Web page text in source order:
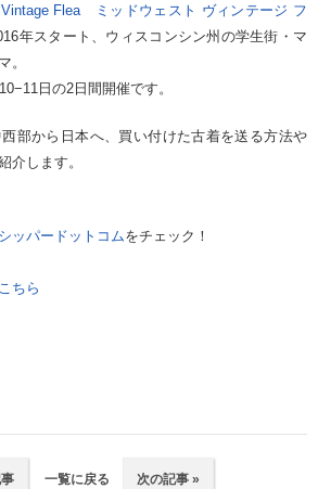
Flea ミッドウェスト ヴィンテージ フ
年スタート、ウィスコンシン州の学生街・マ
。
日の2日間開催です。
部から日本へ、買い付けた古着を送る方法や
介します。
ッパードットコムをチェック！
こちら
一覧に戻る 次の記事 »